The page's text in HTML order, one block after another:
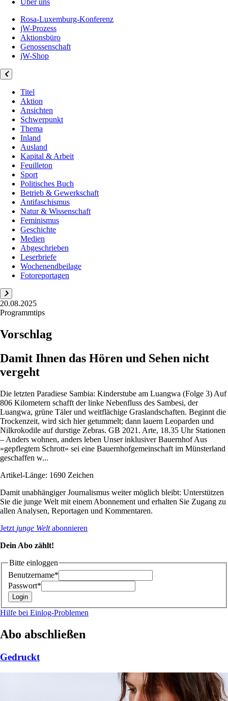
Über uns
Rosa-Luxemburg-Konferenz
jW-Prozess
Aktionsbüro
Genossenschaft
jW-Shop
Titel
Aktion
Ansichten
Schwerpunkt
Thema
Inland
Ausland
Kapital & Arbeit
Feuilleton
Sport
Politisches Buch
Betrieb & Gewerkschaft
Antifaschismus
Natur & Wissenschaft
Feminismus
Geschichte
Medien
Abgeschrieben
Leserbriefe
Wochenendbeilage
Fotoreportagen
20.08.2025
Programmtips
Vorschlag
Damit Ihnen das Hören und Sehen nicht
vergeht
Die letzten Paradiese Sambia: Kinderstube am Luangwa (Folge 3) Auf
806 Kilometern schafft der linke Nebenfluss des Sambesi, der
Luangwa, grüne Täler und weitflächige Graslandschaften. Beginnt die
Trockenzeit, wird sich hier getummelt; dann lauern Leoparden und
Nilkrokodile auf durstige Zebras. GB 2021. Arte, 18.35 Uhr Stationen
– Anders wohnen, anders leben Unser inklusiver Bauernhof Aus
»gepflegtem Schrott« sei eine Bauernhofgemeinschaft im Münsterland
geschaffen w...
Artikel-Länge: 1690 Zeichen
Damit unabhängiger Journalismus weiter möglich bleibt: Unterstützen
Sie die junge Welt mit einem Abonnement und erhalten Sie Zugang zu
allen Analysen, Reportagen und Kommentaren.
Jetzt junge Weltabonnieren
Dein Abo zählt!
Bitte einloggen
Benutzername*
Passwort*
Hilfe bei Einlog-Problemen
Abo abschließen
Gedruckt